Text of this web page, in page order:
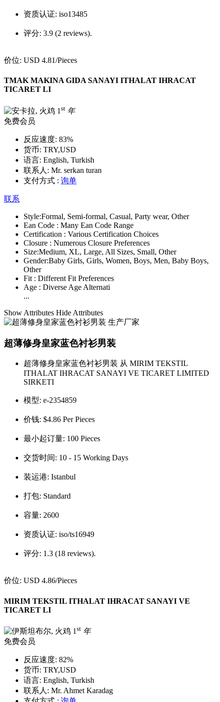
资质认证: iso13485
评分: 3.9 (2 reviews).
价位: USD 4.81/Pieces
TMAK MAKINA GIDA SANAYI ITHALAT IHRACAT
TICARET LI
1 st 年
免费会员
反应速度: 83%
货币: TRY,USD
语言: English, Turkish
联系人: Mr. serkan turan
支付方式 : 询单
联系
Style:Formal, Semi-formal, Casual, Party wear, Other
Ean Code : Many Ean Code Range
Certification : Various Certification Choices
Closure : Numerous Closure Preferences
Size:Medium, XL, Large, All Sizes, Small, Other
Gender:Baby Girls, Girls, Women, Boys, Men, Baby Boys,
Other
Fit : Different Fit Preferences
Age : Diverse Age Alternati
...
Show Attributes Hide Attributes
超薄修身皇家蓝色衬衫男装
超薄修身皇家蓝色衬衫男装 从 MIRIM TEKSTIL
ITHALAT IHRACAT SANAYI VE TICARET LIMITED
SIRKETI
模型: e-2354859
价钱: $4.86 Per Pieces
最小起订量: 100 Pieces
交货时间: 10 - 15 Working Days
装运港: Istanbul
打包: Standard
容量: 2600
资质认证: iso/ts16949
评分: 1.3 (18 reviews).
价位: USD 4.86/Pieces
MIRIM TEKSTIL ITHALAT IHRACAT SANAYI VE
TICARET LI
1 st 年
免费会员
反应速度: 82%
货币: TRY,USD
语言: English, Turkish
联系人: Mr. Ahmet Karadag